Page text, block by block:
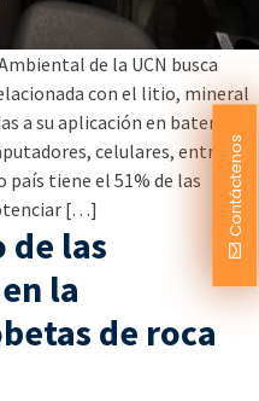
Contáctenos
de la UCN busca
con el litio, mineral
a su aplicación en baterías
celulares, entre
tiene el 51% de las
[…]
de las
la
de roca